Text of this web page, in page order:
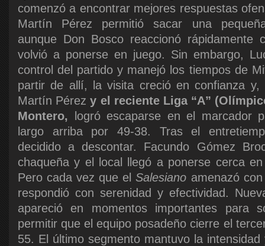
comenzó a encontrar mejores respuestas
Martín Pérez permitió sacar una
aunque Don Bosco reaccionó rápidamente
volvió a ponerse en juego. Sin embargo,
control del partido y manejó los tiempos de
partir de allí, la visita creció en confianza y,
Martín Pérezy el reciente Liga “A”
Montero, logró escaparse en el marcador
largo arriba por 49-38. Tras el
decidido a descontar. Facundo Gómez
chaqueña y el local llegó a ponerse cerca
Pero cada vez que elSalesiano amenazó
respondió con serenidad y efectividad.
apareció en momentos importantes para
permitir que el equipo posadeño cierre el
55. El último segmento mantuvo la